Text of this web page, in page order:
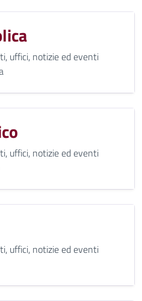
uffici, notizie ed eventi
uffici, notizie ed eventi
uffici, notizie ed eventi